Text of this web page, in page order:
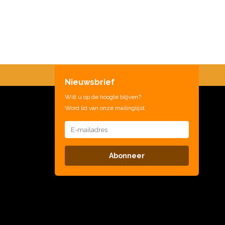
Nieuwsbrief
Wilt u op de hoogte blijven?
Word lid van onze mailinglijst:
Abonneer